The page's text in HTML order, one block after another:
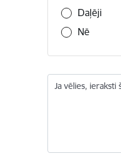
Daļēji
Nē
Ja vēlies, ieraksti